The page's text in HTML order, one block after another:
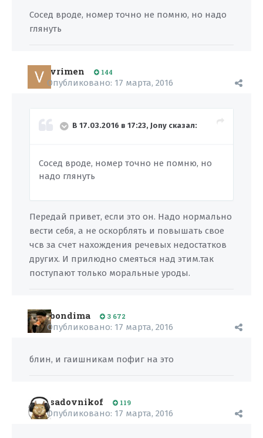
Сосед вроде, номер точно не помню, но надо
глянуть
vrimen 144
Опубликовано: 17 марта, 2016
В 17.03.2016 в 17:23, Jony сказал:
Сосед вроде, номер точно не помню, но
надо глянуть
Передай привет, если это он. Надо нормально
вести себя, а не оскорблять и повышать свое
чсв за счет нахождения речевых недостатков
других. И прилюдно смеяться над этим.так
поступают только моральные уроды.
bondima 3 672
Опубликовано: 17 марта, 2016
блин, и гаишникам пофиг на это
sadovnikof 119
Опубликовано: 17 марта, 2016